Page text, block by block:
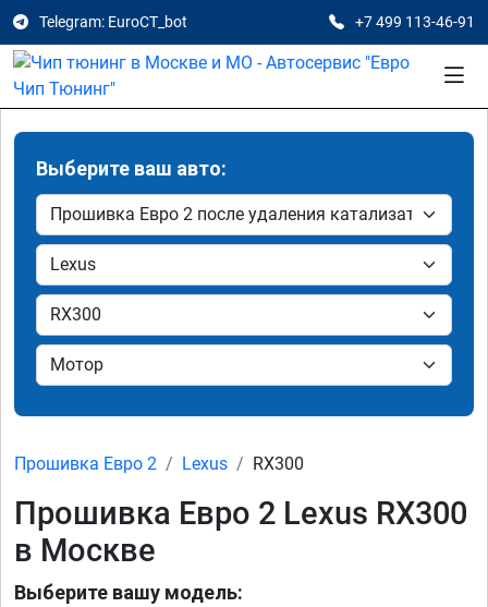
Telegram: EuroCT_bot +7 499 113-46-91
Выберите ваш авто:
Прошивка Евро 2 Lexus RX300
Прошивка Евро 2 Lexus RX300
в Москве
Выберите вашу модель: